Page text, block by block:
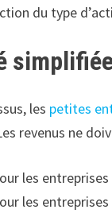
du type
les petites
revenus ne
les
les